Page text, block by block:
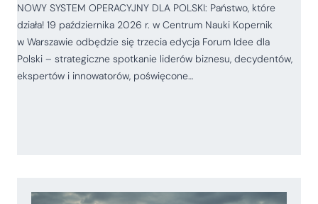
NOWY SYSTEM OPERACYJNY DLA POLSKI: Państwo, które
działa! 19 października 2026 r. w Centrum Nauki Kopernik
w Warszawie odbędzie się trzecia edycja Forum Idee dla
Polski – strategiczne spotkanie liderów biznesu, decydentów,
ekspertów i innowatorów, poświęcone…